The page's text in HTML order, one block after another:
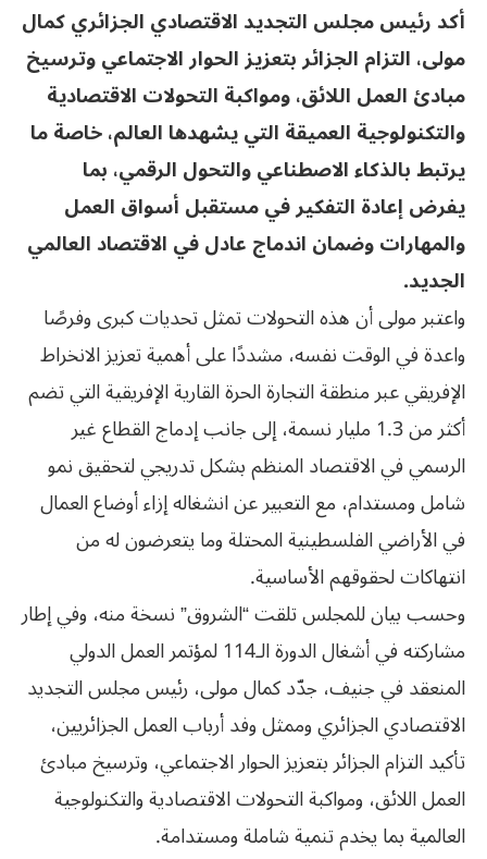
أكد رئيس مجلس التجديد الاقتصادي الجزائري كمال
مولى، التزام الجزائر بتعزيز الحوار الاجتماعي وترسيخ
مبادئ العمل اللائق، ومواكبة التحولات الاقتصادية
والتكنولوجية العميقة التي يشهدها العالم، خاصة ما
يرتبط بالذكاء الاصطناعي والتحول الرقمي، بما
يفرض إعادة التفكير في مستقبل أسواق العمل
والمهارات وضمان اندماج عادل في الاقتصاد العالمي
الجديد.
واعتبر مولى أن هذه التحولات تمثل تحديات كبرى وفرصًا
واعدة في الوقت نفسه، مشددًا على أهمية تعزيز الانخراط
الإفريقي عبر منطقة التجارة الحرة القارية الإفريقية التي تضم
أكثر من 1.3 مليار نسمة، إلى جانب إدماج القطاع غير
الرسمي في الاقتصاد المنظم بشكل تدريجي لتحقيق نمو
شامل ومستدام، مع التعبير عن انشغاله إزاء أوضاع العمال
في الأراضي الفلسطينية المحتلة وما يتعرضون له من
انتهاكات لحقوقهم الأساسية.
وحسب بيان للمجلس تلقت “الشروق” نسخة منه، وفي إطار
مشاركته في أشغال الدورة الـ114 لمؤتمر العمل الدولي
المنعقد في جنيف، جدّد كمال مولى، رئيس مجلس التجديد
الاقتصادي الجزائري وممثل وفد أرباب العمل الجزائريين،
تأكيد التزام الجزائر بتعزيز الحوار الاجتماعي، وترسيخ مبادئ
العمل اللائق، ومواكبة التحولات الاقتصادية والتكنولوجية
العالمية بما يخدم تنمية شاملة ومستدامة.